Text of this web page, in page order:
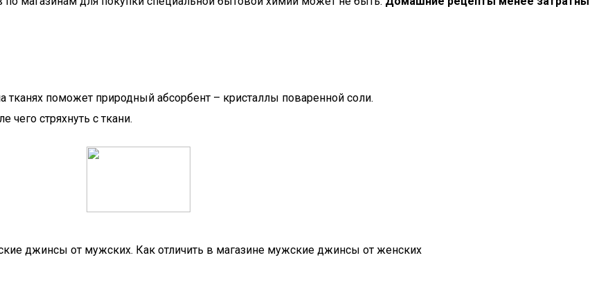
поможет природный абсорбент – кристаллы поваренной соли.
чего стряхнуть с ткани.
джинсы от мужских. Как отличить в магазине мужские джинсы от женских